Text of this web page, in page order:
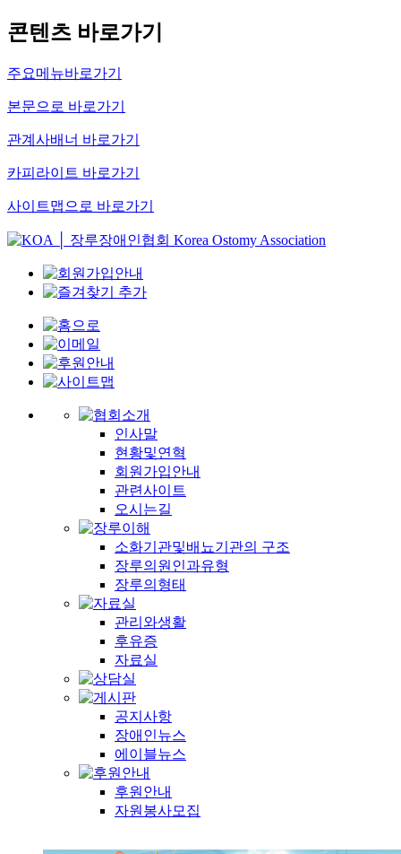
콘텐츠 바로가기
주요메뉴바로가기
본문으로 바로가기
관계사배너 바로가기
카피라이트 바로가기
사이트맵으로 바로가기
인사말
현황및연혁
회원가입안내
관련사이트
오시는길
소화기관및배뇨기관의 구조
장루의원인과유형
장루의형태
관리와생활
후유증
자료실
공지사항
장애인뉴스
에이블뉴스
후원안내
자원봉사모집